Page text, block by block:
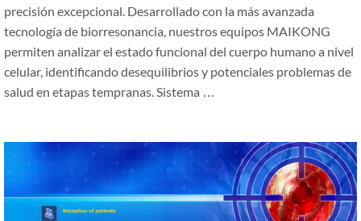
precisión excepcional. Desarrollado con la más avanzada
tecnología de biorresonancia, nuestros equipos MAIKONG
permiten analizar el estado funcional del cuerpo humano a nivel
celular, identificando desequilibrios y potenciales problemas de
salud en etapas tempranas. Sistema …